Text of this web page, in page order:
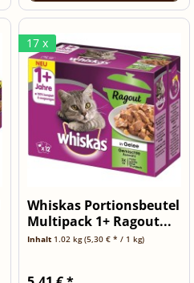
17 x
Whiskas Portionsbeutel
Multipack 1+ Ragout...
Inhalt 1.02 kg(5,30 € * / 1 kg)